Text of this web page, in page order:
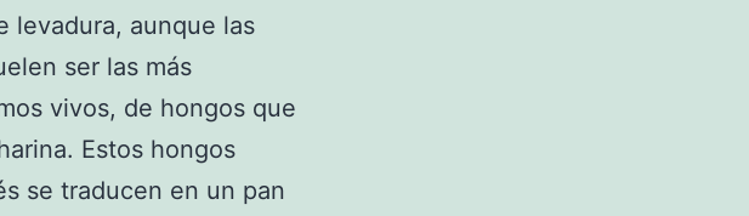
levadura, aunque las
ser las más
vivos, de hongos que
Estos hongos
se traducen en un pan